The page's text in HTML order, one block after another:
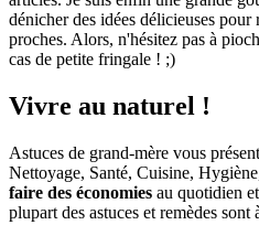
dénicher des idées délicieuses pour
proches. Alors, n'hésitez pas à
cas de petite fringale ! ;)
Vivre au naturel !
Astuces de grand-mère vous
Nettoyage, Santé, Cuisine,
faire des économies au quotidien
plupart des astuces et remèdes sont